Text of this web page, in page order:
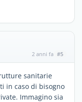
2 anni fa #5
sanitarie
in caso di bisogno
Immagino sia